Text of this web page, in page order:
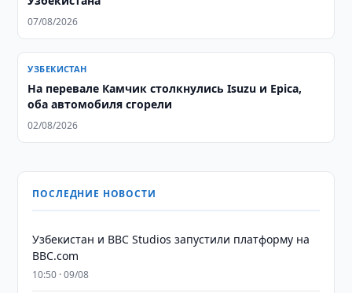
07/08/2026
УЗБЕКИСТАН
На перевале Камчик столкнулись Isuzu и Epica,
оба автомобиля сгорели
02/08/2026
ПОСЛЕДНИЕ НОВОСТИ
Узбекистан и BBC Studios запустили платформу на
BBC.com
10:50 · 09/08